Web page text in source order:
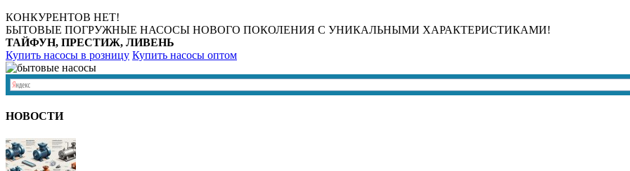
КОНКУРЕНТОВ НЕТ!
БЫТОВЫЕ ПОГРУЖНЫЕ НАСОСЫ НОВОГО ПОКОЛЕНИЯ С УНИКАЛЬНЫМИ ХАРАКТЕРИСТИКАМИ!
ТАЙФУН, ПРЕСТИЖ, ЛИВЕНЬ
Купить насосы в розницу Купить насосы оптом
НОВОСТИ